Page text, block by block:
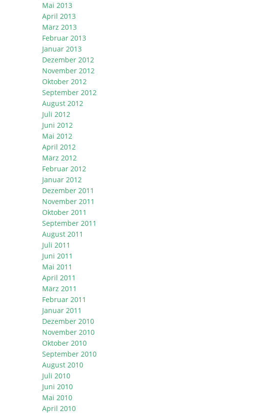
Mai 2013
April 2013
März 2013
Februar 2013
Januar 2013
Dezember 2012
November 2012
Oktober 2012
September 2012
August 2012
Juli 2012
Juni 2012
Mai 2012
April 2012
März 2012
Februar 2012
Januar 2012
Dezember 2011
November 2011
Oktober 2011
September 2011
August 2011
Juli 2011
Juni 2011
Mai 2011
April 2011
März 2011
Februar 2011
Januar 2011
Dezember 2010
November 2010
Oktober 2010
September 2010
August 2010
Juli 2010
Juni 2010
Mai 2010
April 2010